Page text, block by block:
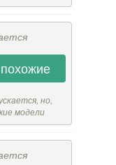
но,
модели